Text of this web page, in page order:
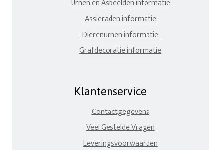
Urnen en Asbeelden informatie
Assieraden informatie
Dierenurnen informatie
Grafdecoratie informatie
Klantenservice
Contactgegevens
Veel Gestelde Vragen
Leveringsvoorwaarden